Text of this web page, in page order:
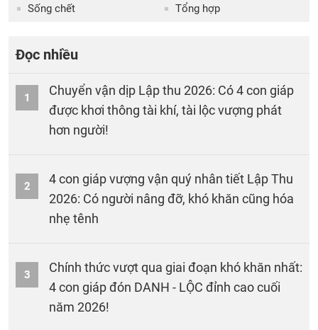
Sống chết Tổng hợp
Đọc nhiều
1
Chuyển vận dịp Lập thu 2026: Có 4 con giáp
được khơi thông tài khí, tài lộc vượng phát
hơn người!
2
4 con giáp vượng vận quý nhân tiết Lập Thu
2026: Có người nâng đỡ, khó khăn cũng hóa
nhẹ tênh
3
Chính thức vượt qua giai đoạn khó khăn nhất:
4 con giáp đón DANH - LỘC đỉnh cao cuối
năm 2026!